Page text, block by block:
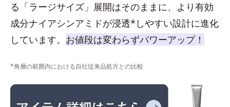
る「ラージサイズ」展開はそのままに、より有効
成分ナイアシンアミドが浸透*しやすい設計に進化
しています。 お値段は変わらずパワーアップ！
*角層の範囲内における自社従来品処方との比較